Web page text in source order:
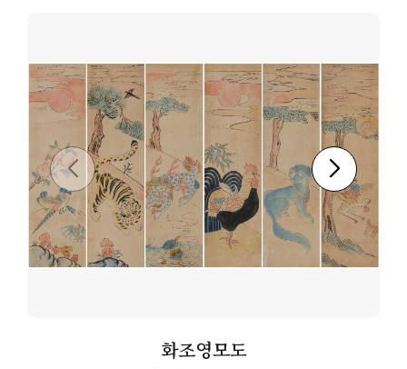
화조영모도